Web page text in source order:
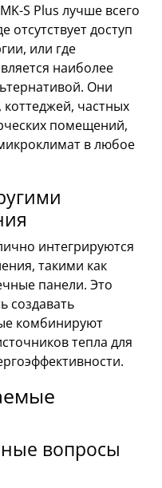
S Plus лучше всего
отсутствует доступ
или где
наиболее
Они
частных
помещений,
в любое
интегрируются
такими как
панели. Это
создавать
комбинируют
тепла для
вопросы